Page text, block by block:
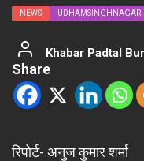
NEWS UDHAMSINGHNAGAR
Khabar Padtal
Share
रिपोर्ट- अनुज कुमार शर्मा